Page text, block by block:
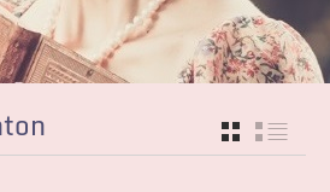
GRID